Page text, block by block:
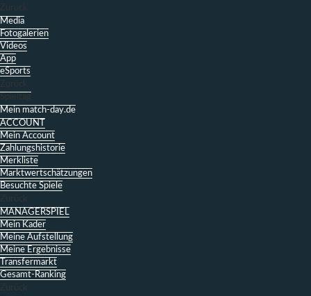
Zurück
Media
Fotogalerien
Videos
App
eSports
Zurück
Spieltag
Mein match-day.de
ACCOUNT
Mein Account
Zahlungshistorie
Merkliste
Marktwertschätzungen
Besuchte Spiele
Zurück
MANAGERSPIEL
Mein Kader
Meine Aufstellung
Meine Ergebnisse
Transfermarkt
Gesamt-Ranking
Zurück